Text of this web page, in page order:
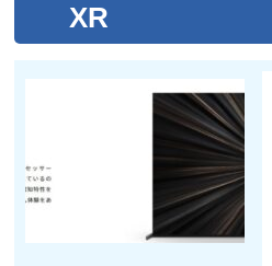
XR